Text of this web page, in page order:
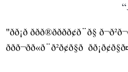
"ðð¡ð ððð®ððð­ð¢ð¨ð§
ððð¬ð­ð«ð¨ð²ð¢ð§ð